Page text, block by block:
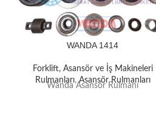
WANDA 1414
Forklift, Asansör ve İş Makineleri
Rulmanları,Asansör Rulmanları
Wanda Asansör Rulmanı